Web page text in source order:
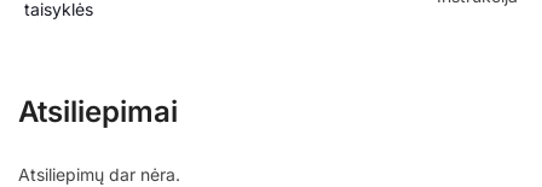
taisyklės
Atsiliepimai
Atsiliepimų dar nėra.